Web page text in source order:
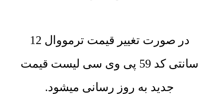
در صورت تغییر قیمت ترمووال 12
سانتی کد 59 پی وی سی لیست قیمت
جدید به روز رسانی میشود.